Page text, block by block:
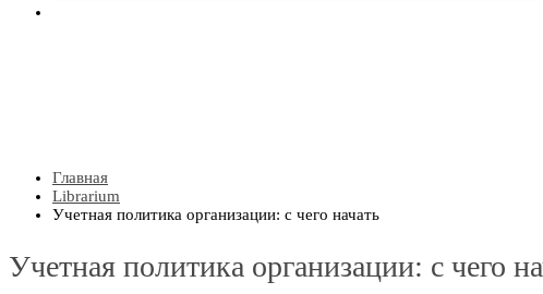
Главная
Librarium
Учетная политика организации: с чего начать
Учетная политика организации: с чего